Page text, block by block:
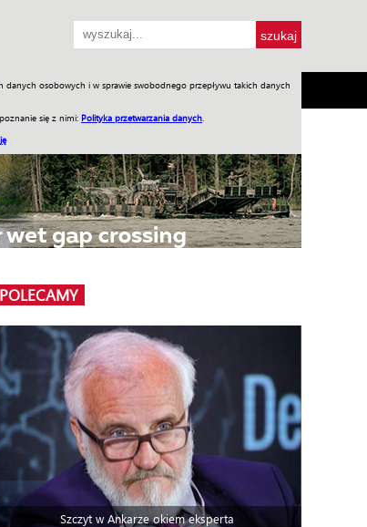
danych osobowych i w sprawie swobodnego przepływu takich danych
się z nimi: Polityka przetwarzania danych
Jednodniówki Praca w WIW
POLECAMY
Szczyt w Ankarze okiem eksperta